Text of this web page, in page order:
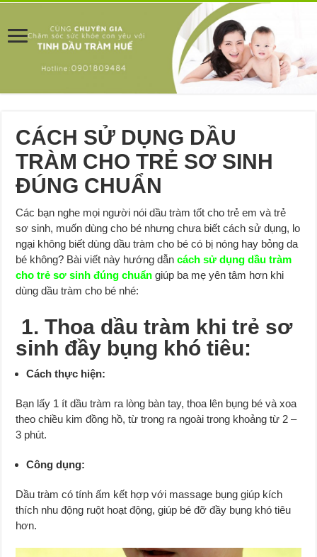
CÁCH SỬ DỤNG DẦU
TRÀM CHO TRẺ SƠ SINH
ĐÚNG CHUẨN
Các bạn nghe mọi người nói dầu tràm tốt cho trẻ em và trẻ
sơ sinh, muốn dùng cho bé nhưng chưa biết cách sử dụng, lo
ngại không biết dùng dầu tràm cho bé có bị nóng hay bỏng da
bé không? Bài viết này hướng dẫncách sử dụng dầu tràm
cho trẻ sơ sinh đúng chuẩn giúp ba mẹ yên tâm hơn khi
dùng dầu tràm cho bé nhé:
1. Thoa dầu tràm khi trẻ sơ
sinh đầy bụng khó tiêu:
Cách thực hiện:
Bạn lấy 1 ít dầu tràm ra lòng bàn tay, thoa lên bụng bé và xoa
theo chiều kim đồng hồ, từ trong ra ngoài trong khoảng từ 2 –
3 phút.
Công dụng:
Dầu tràm có tính ấm kết hợp với massage bụng giúp kích
thích nhu động ruột hoạt động, giúp bé đỡ đầy bụng khó tiêu
hơn.